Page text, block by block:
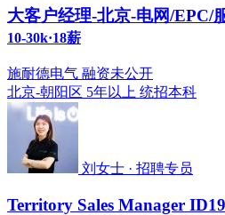
大客户经理-北京-电网/EPC/
10-30k·18薪
施耐德电气 融资未公开
北京-朝阳区 5年以上 统招本科
刘女士 · 招聘专员
Territory Sales Manager